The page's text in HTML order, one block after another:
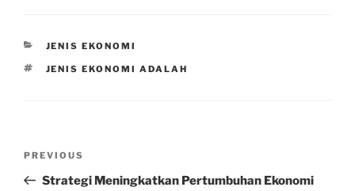
CATEGORIES
JENIS EKONOMI
TAGS
JENIS EKONOMI ADALAH
Previous
Post
PREVIOUS
Strategi Meningkatkan Pertumbuhan Ekonomi